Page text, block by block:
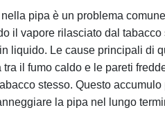
pipa è un problema
il vapore rilasciato dal
liquido. Le cause principali di
il fumo caldo e le pareti
stesso. Questo
la pipa nel lungo